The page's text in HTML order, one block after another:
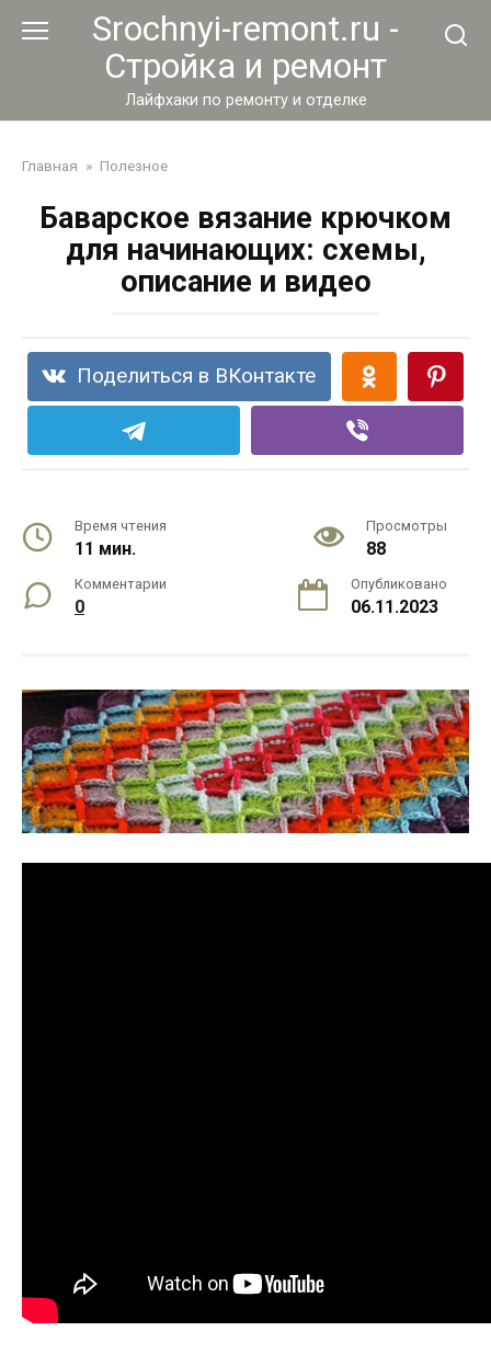
Srochnyi-remont.ru -
Стройка и ремонт
Лайфхаки по ремонту и отделке
Главная » Полезное
Баварское вязание крючком
для начинающих: схемы,
описание и видео
Поделиться в ВКонтакте
Время чтения
11 мин.
Просмотры
88
Комментарии
0
Опубликовано
06.11.2023